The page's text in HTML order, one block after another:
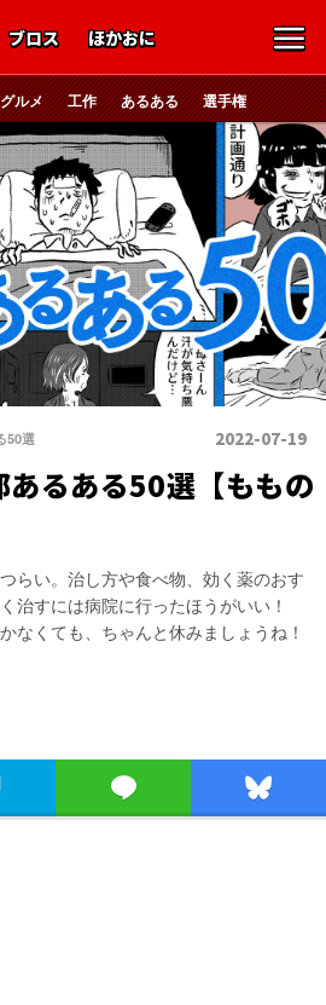
ブロス ほかおに
グルメ 工作 あるある 選手権
50選 2022-07-19
あるある50選【ももの
らい。治し方や食べ物、効く薬のおす
治すには病院に行ったほうがいい！
なくても、ちゃんと休みましょうね！